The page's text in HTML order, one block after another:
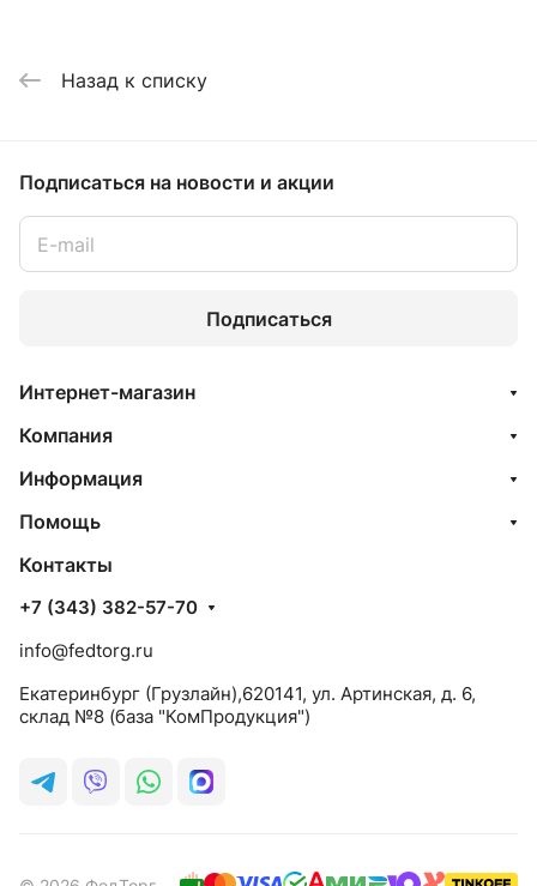
Назад к списку
Подписаться на новости и акции
Подписаться
Интернет-магазин
Компания
Информация
Помощь
Контакты
+7 (343) 382-57-70
info@fedtorg.ru
Екатеринбург (Грузлайн),620141, ул. Артинская, д. 6,
склад №8 (база "КомПродукция")